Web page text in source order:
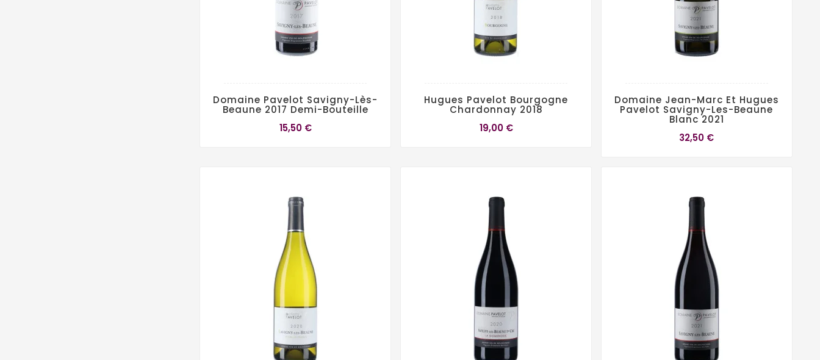
Domaine Pavelot Savigny-Lès-
Beaune 2017 Demi-Bouteille
15,50 €
Hugues Pavelot Bourgogne
Chardonnay 2018
19,00 €
Domaine Jean-Marc Et Hugues
Pavelot Savigny-Les-Beaune
Blanc 2021
32,50 €